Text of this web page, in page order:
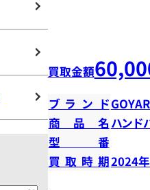
買取金額
ブランド
商品名 ハンド
型番
買取時期2024